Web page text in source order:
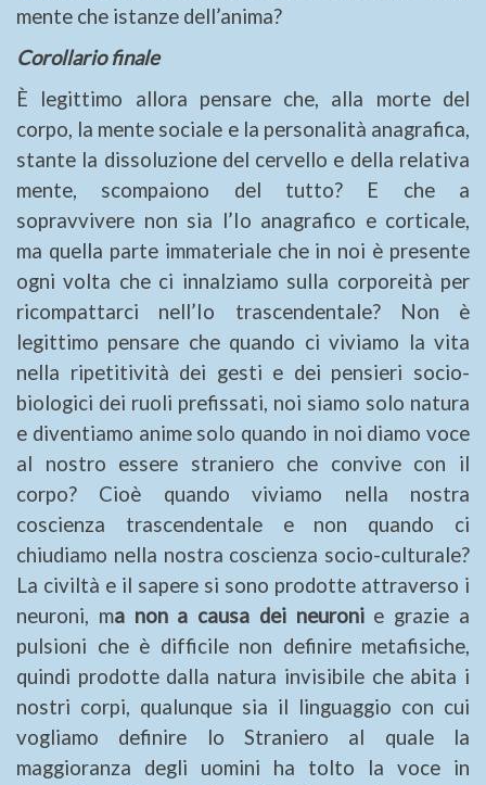
mente che istanze dell’anima?
Corollario finale
È legittimo allora pensare che, alla morte del
corpo, la mente sociale e la personalità anagrafica,
stante la dissoluzione del cervello e della relativa
mente, scompaiono del tutto? E che a
sopravvivere non sia l’Io anagrafico e corticale,
ma quella parte immateriale che in noi è presente
ogni volta che ci innalziamo sulla corporeità per
ricompattarci nell’Io trascendentale? Non è
legittimo pensare che quando ci viviamo la vita
nella ripetitività dei gesti e dei pensieri socio-
biologici dei ruoli prefissati, noi siamo solo natura
e diventiamo anime solo quando in noi diamo voce
al nostro essere straniero che convive con il
corpo? Cioè quando viviamo nella nostra
coscienza trascendentale e non quando ci
chiudiamo nella nostra coscienza socio-culturale?
La civiltà e il sapere si sono prodotte attraverso i
neuroni, ma non a causa dei neuroni e grazie a
pulsioni che è difficile non definire metafisiche,
quindi prodotte dalla natura invisibile che abita i
nostri corpi, qualunque sia il linguaggio con cui
vogliamo definire lo Straniero al quale la
maggioranza degli uomini ha tolto la voce in